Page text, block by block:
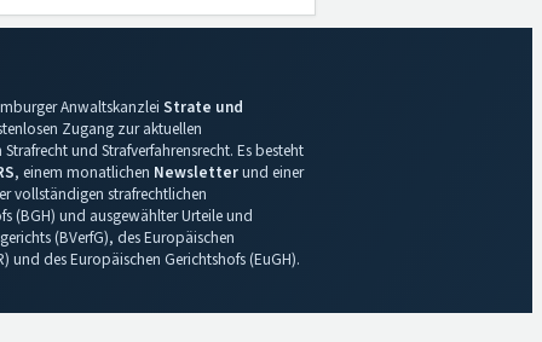
Anwaltskanzlei Strate und
Zugang zur aktuellen
und Strafverfahrensrecht. Es besteht
, einem monatlichen Newsletterund einer
vollständigen strafrechtlichen
(BGH) und ausgewählter Urteile und
(BVerfG), des Europäischen
und des Europäischen Gerichtshofs (EuGH).